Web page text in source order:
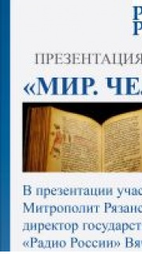
Перейти к основному